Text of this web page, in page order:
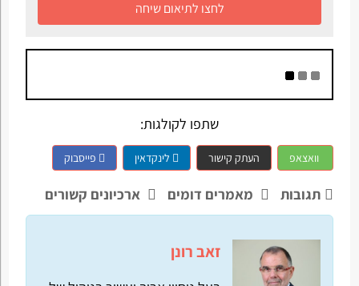
לחצו לתיאום שיחה
שתפו לקולגות:
וואצאפ העתק קישור לינקדאין פייסבוק
תגובות מאמרים דומים ארכיונים קשורים
זאב רונן